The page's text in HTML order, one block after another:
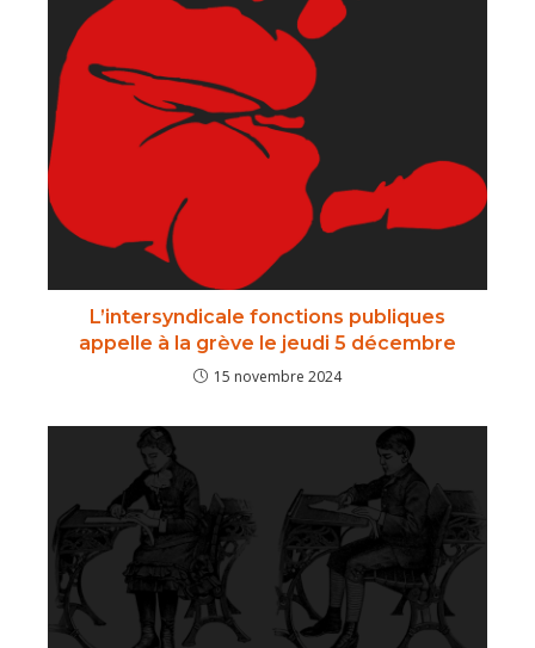
L’intersyndicale fonctions publiques
appelle à la grève le jeudi 5 décembre​
15 novembre 2024